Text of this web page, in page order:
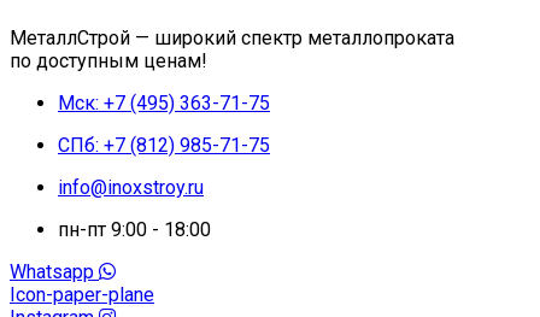
МеталлСтрой — широкий спектр металлопроката
по доступным ценам!
Мск: +7 (495) 363-71-75
СПб: +7 (812) 985-71-75
info@inoxstroy.ru
пн-пт 9:00 - 18:00
Whatsapp
Icon-paper-plane